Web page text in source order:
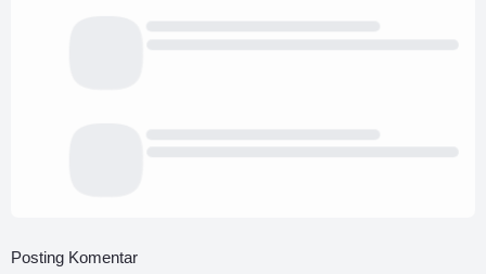
Posting Komentar